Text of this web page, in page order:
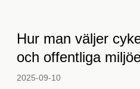
Hur man väljer
och offentliga
2025-09-10­